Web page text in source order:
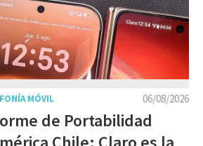
06/08/2026
MÓVIL
de Portabilidad